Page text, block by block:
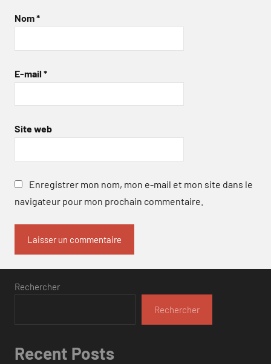
Nom*
E-mail *
Site web
Enregistrer mon nom, mon e-mail et mon site dans le
navigateur pour mon prochain commentaire.
Rechercher
Rechercher
Recent Posts